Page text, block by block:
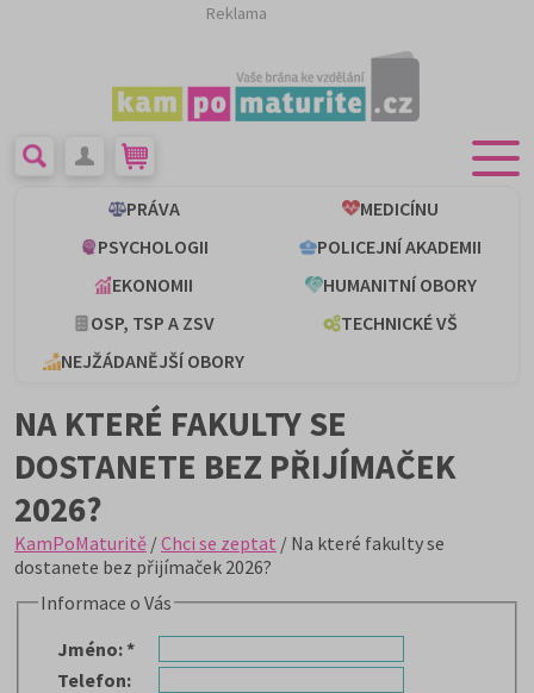
Reklama
PRÁVA
MEDICÍNU
PSYCHOLOGII
POLICEJNÍ AKADEMII
EKONOMII
HUMANITNÍ OBORY
OSP, TSP A ZSV
TECHNICKÉ VŠ
NEJŽÁDANĚJŠÍ OBORY
NA KTERÉ FAKULTY SE
DOSTANETE BEZ PŘIJÍMAČEK
2026?
KamPoMaturitě /Chci se zeptat / Na které fakulty se
dostanete bez přijímaček 2026?
Informace o Vás
Jméno:*
Telefon: